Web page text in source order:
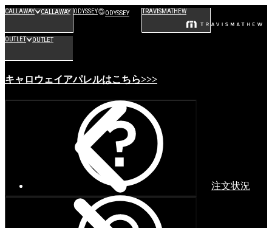
CALLAWAY CALLAWAY ODYSSEY ODYSSEY TRAVISMATHEW
OUTLET OUTLET
キャロウェイアパレルはこちら>>>
注文状況